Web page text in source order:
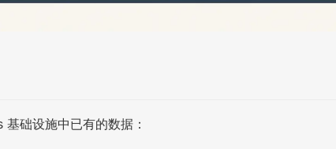
础设施中已有的数据：